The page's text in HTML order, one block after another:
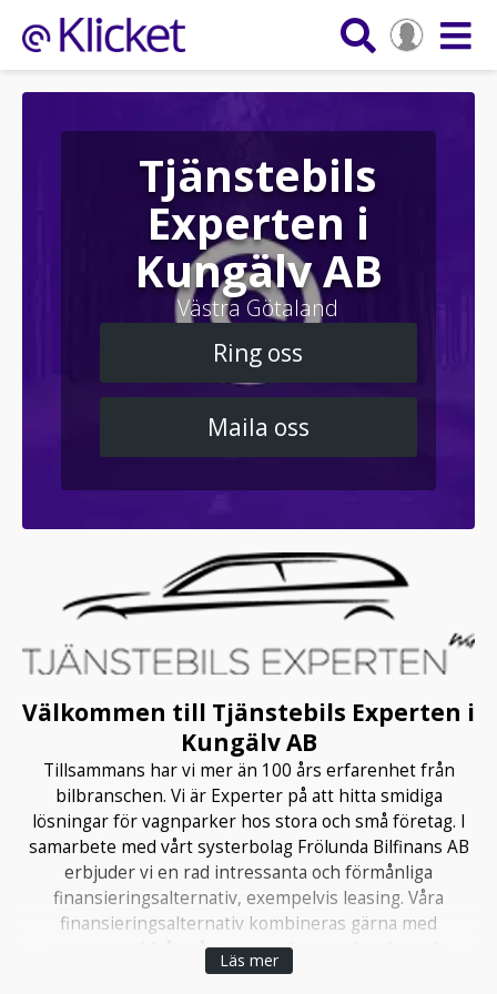
Tjänstebils
Experten i
Kungälv AB
Västra Götaland
Ring oss
Maila oss
Välkommen till Tjänstebils Experten i
Kungälv AB
Tillsammans har vi mer än 100 års erfarenhet från
bilbranschen. Vi är Experter på att hitta smidiga
lösningar för vagnparker hos stora och små företag. I
samarbete med vårt systerbolag Frölunda Bilfinans AB
erbjuder vi en rad intressanta och förmånliga
finansieringsalternativ, exempelvis leasing. Våra
finansieringsalternativ kombineras gärna med
serviceavtal från vår toppmoderna och nybyggda
verkstad i Kungälv, ansluten till MECA.
Läs mer